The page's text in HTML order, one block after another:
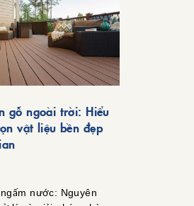
gỗ ngoài trời: Hiểu
vật liệu bền đẹp